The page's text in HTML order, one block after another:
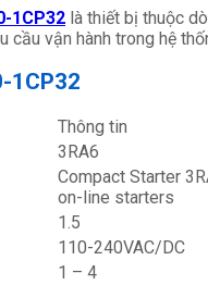
1CP32 là thiết bị thuộc
cầu vận hành trong hệ
1CP32
Thông tin
3RA6
Compact Starter
on-line starters
1.5
110-240VAC/DC
1 – 4